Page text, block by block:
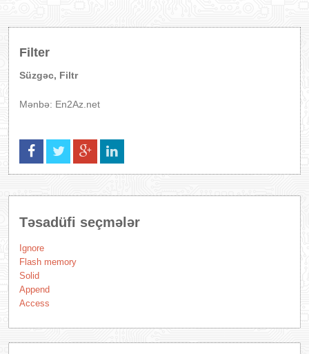
Filter
Süzgəc, Filtr
Mənbə: En2Az.net
Təsadüfi seçmələr
Ignore
Flash memory
Solid
Append
Access